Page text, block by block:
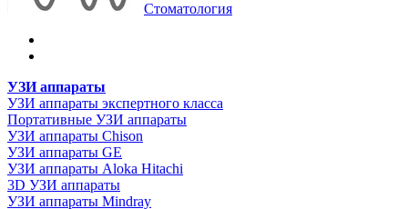
Стоматология
УЗИ аппараты
УЗИ аппараты экспертного класса
Портативные УЗИ аппараты
УЗИ аппараты Chison
УЗИ аппараты GE
УЗИ аппараты Aloka Hitachi
3D УЗИ аппараты
УЗИ аппараты Mindray